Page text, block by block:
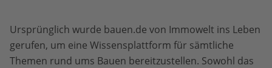
Ursprünglich wurde bauen.de von Immowelt ins Leben
gerufen, um eine Wissensplattform für sämtliche
Themen rund ums Bauen bereitzustellen. Sowohl das